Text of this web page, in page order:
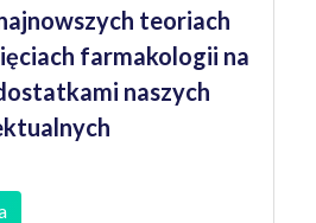
teoriach
farmakologii na
naszych